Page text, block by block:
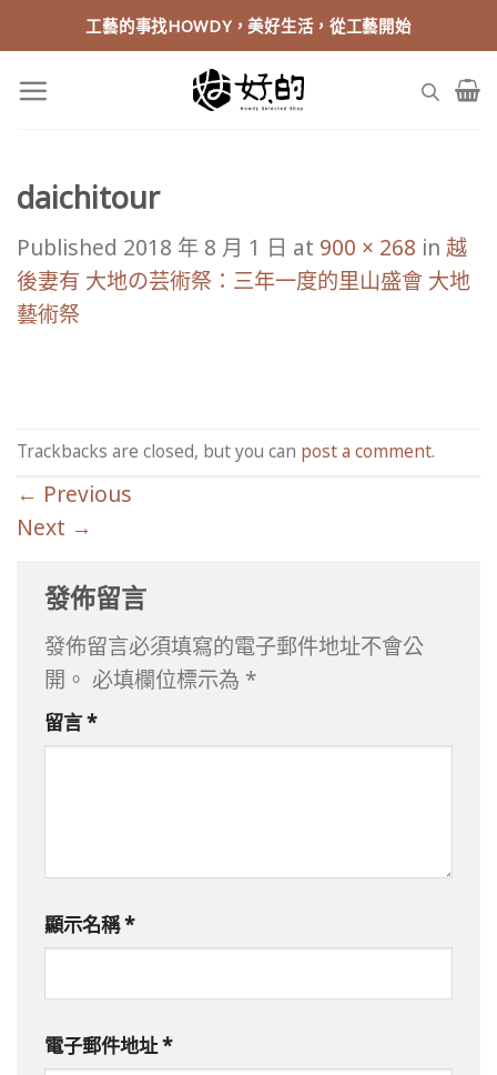
to
content
工藝的事找HOWDY，美好生活，從工藝開始
daichitour
Published 2018 年 8 月 1 日 at 900 × 268 in 越
後妻有 大地の芸術祭：三年一度的里山盛會 大地
藝術祭
Trackbacks are closed, but you can post a comment.
← Previous
Next →
發佈留言
發佈留言必須填寫的電子郵件地址不會公
開。 必填欄位標示為 *
留言*
顯示名稱*
電子郵件地址*